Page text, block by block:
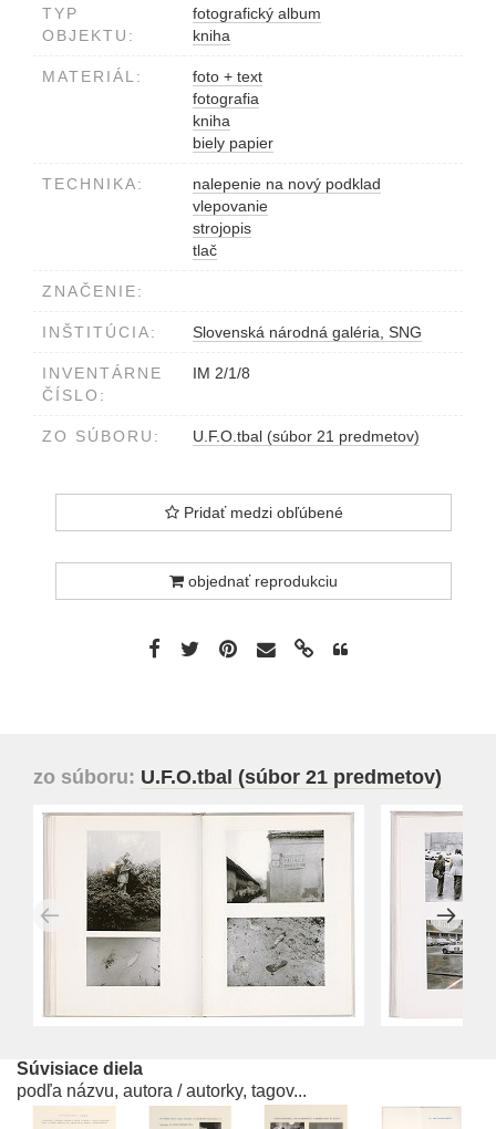
TYP
OBJEKTU:
fotografický album
kniha
MATERIÁL:
foto + text
fotografia
kniha
biely papier
TECHNIKA:
nalepenie na nový podklad
vlepovanie
strojopis
tlač
ZNAČENIE:
INŠTITÚCIA: Slovenská národná galéria, SNG
INVENTÁRNE
ČÍSLO:
IM 2/1/8
ZO SÚBORU: U.F.O.tbal (súbor 21 predmetov)
Pridať medzi obľúbené
objednať reprodukciu
zo súboru: U.F.O.tbal (súbor 21 predmetov)
Súvisiace diela
podľa názvu, autora / autorky, tagov...